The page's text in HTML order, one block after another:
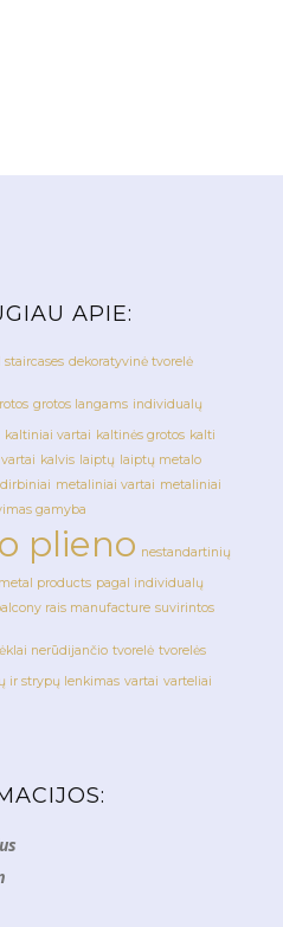
APIE:
dekoratyvinė tvorelė
grotos langams individualų
kaltiniai vartai kaltinės grotos kalti
kalvis laiptų laiptų metalo
metaliniai vartai metaliniai
gamyba
plieno nestandartinių
products pagal individualų
rais manufacture suvirintos
nerūdijančio tvorelė tvorelės
ir strypų lenkimas vartai varteliai